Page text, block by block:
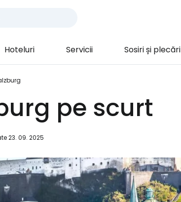
Hoteluri Servicii Sosiri și plecări
pe scurt
23. 09. 2025